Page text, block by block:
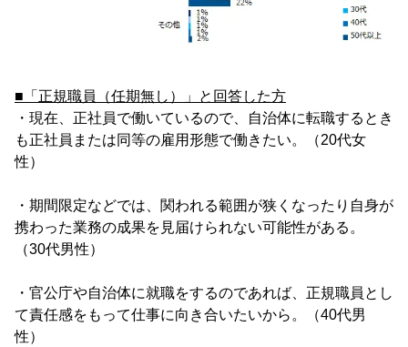
■「正規職員（任期無し）」と回答した方
・現在、正社員で働いているので、自治体に転職するとき
も正社員または同等の雇用形態で働きたい。（20代女
性）
・期間限定などでは、関われる範囲が狭くなったり自身が
携わった業務の成果を見届けられない可能性がある。
（30代男性）
・官公庁や自治体に就職をするのであれば、正規職員とし
て責任感をもって仕事に向き合いたいから。（40代男
性）